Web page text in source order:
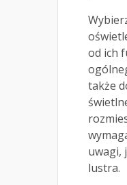
od ich
także
uwagi,
lustra.